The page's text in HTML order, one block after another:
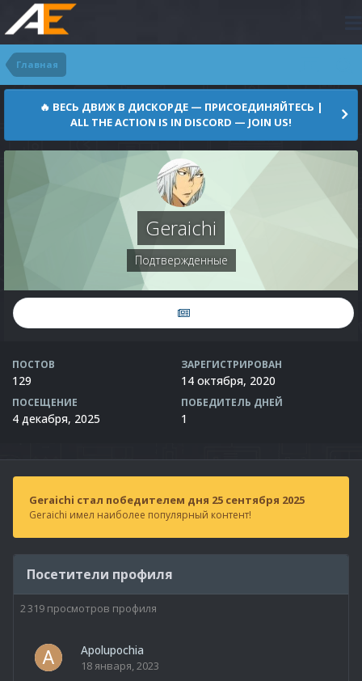
Главная
🔥 ВЕСЬ ДВИЖ В ДИСКОРДЕ — ПРИСОЕДИНЯЙТЕСЬ |
ALL THE ACTION IS IN DISCORD — JOIN US!
Geraichi
Подтвержденные
ПОСТОВ
129
ЗАРЕГИСТРИРОВАН
14 октября, 2020
ПОСЕЩЕНИЕ
4 декабря, 2025
ПОБЕДИТЕЛЬ ДНЕЙ
1
Geraichi стал победителем дня 25 сентября 2025
Geraichi имел наиболее популярный контент!
Посетители профиля
2 319 просмотров профиля
Apolupochia
18 января, 2023